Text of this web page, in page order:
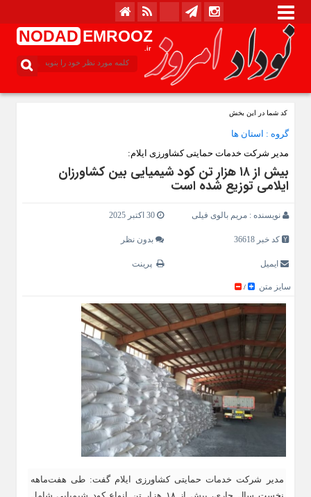
NODAD EMROOZ
.ir
کد شما در این بخش
گروه : استان ها
مدیر شرکت خدمات حمایتی کشاورزی ایلام:
بیش از ۱۸ هزار تن کود شیمیایی بین کشاورزان
ایلامی توزیع شده است
نویسنده : مریم بالوی فیلی 30 اکتبر 2025
کد خبر 36618 بدون نظر
ایمیل پرینت
سایز متن /
مدیر شرکت خدمات حمایتی کشاورزی ایلام گفت: طی هفت‌ماهه